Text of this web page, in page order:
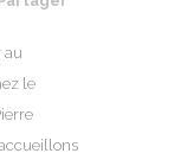
au
le